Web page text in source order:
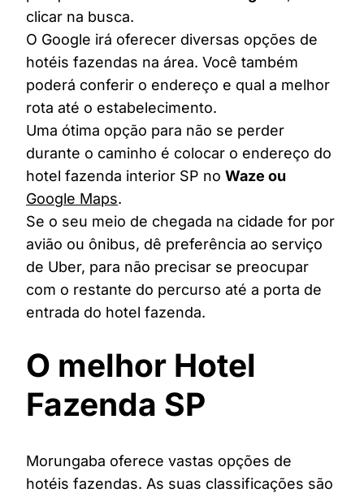
clicar na busca.
O Google irá oferecer diversas opções de
hotéis fazendas na área. Você também
poderá conferir o endereço e qual a melhor
rota até o estabelecimento.
Uma ótima opção para não se perder
durante o caminho é colocar o endereço do
hotel fazenda interior SP no Waze ou
Google Maps.
Se o seu meio de chegada na cidade for por
avião ou ônibus, dê preferência ao serviço
de Uber, para não precisar se preocupar
com o restante do percurso até a porta de
entrada do hotel fazenda.
O melhor Hotel
Fazenda SP
Morungaba oferece vastas opções de
hotéis fazendas. As suas classificações são